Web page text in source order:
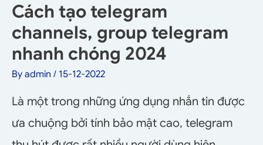
Cách tạo telegram
channels, group telegram
nhanh chóng 2024
By admin / 15-12-2022
Là một trong những ứng dụng nhắn tin được
ưa chuộng bởi tính bảo mật cao, telegram